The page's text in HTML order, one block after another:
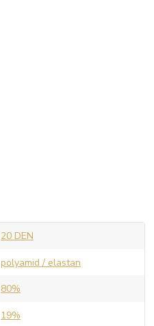
20 DEN
polyamid / elastan
80%
19%